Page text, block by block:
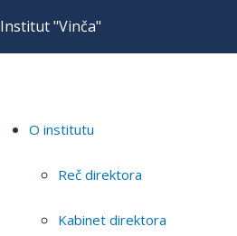
Institut "Vinča"
O institutu
Reč direktora
Kabinet direktora